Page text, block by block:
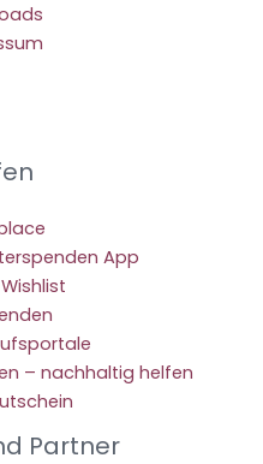
App
– nachhaltig helfen
Partner